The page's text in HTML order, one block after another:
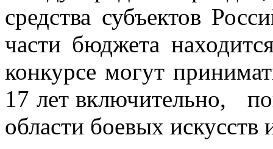
средства субъектов
части бюджета
конкурсе могут
17 лет включительно,
области боевых искусств